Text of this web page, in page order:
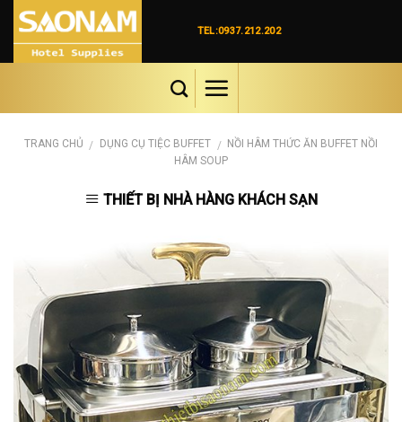
Skip
content
TEL:0937.212.202
TRANG CHỦ / DỤNG CỤ TIỆC BUFFET /
NỒI HÂM THỨC ĂN BUFFET NỒI
HÂM SOUP
THIẾT BỊ NHÀ HÀNG KHÁCH SẠN